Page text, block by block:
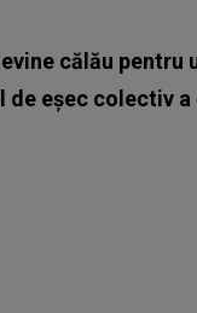
călău pentru
de eșec colectiv a